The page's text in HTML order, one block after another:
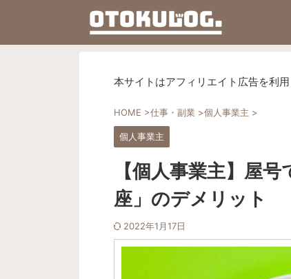
本サイトはアフィリエイト広告を利用
HOME >仕事・副業 >個人事業主 >
個人事業主
【個人事業主】屋
座」のデメリット
2022年1月17日